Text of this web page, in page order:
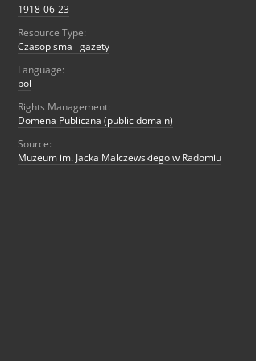
1918-06-23
Resource Type:
Czasopisma i gazety
Language:
pol
Rights Management:
Domena Publiczna (public domain)
Source:
Muzeum im. Jacka Malczewskiego w Radomiu